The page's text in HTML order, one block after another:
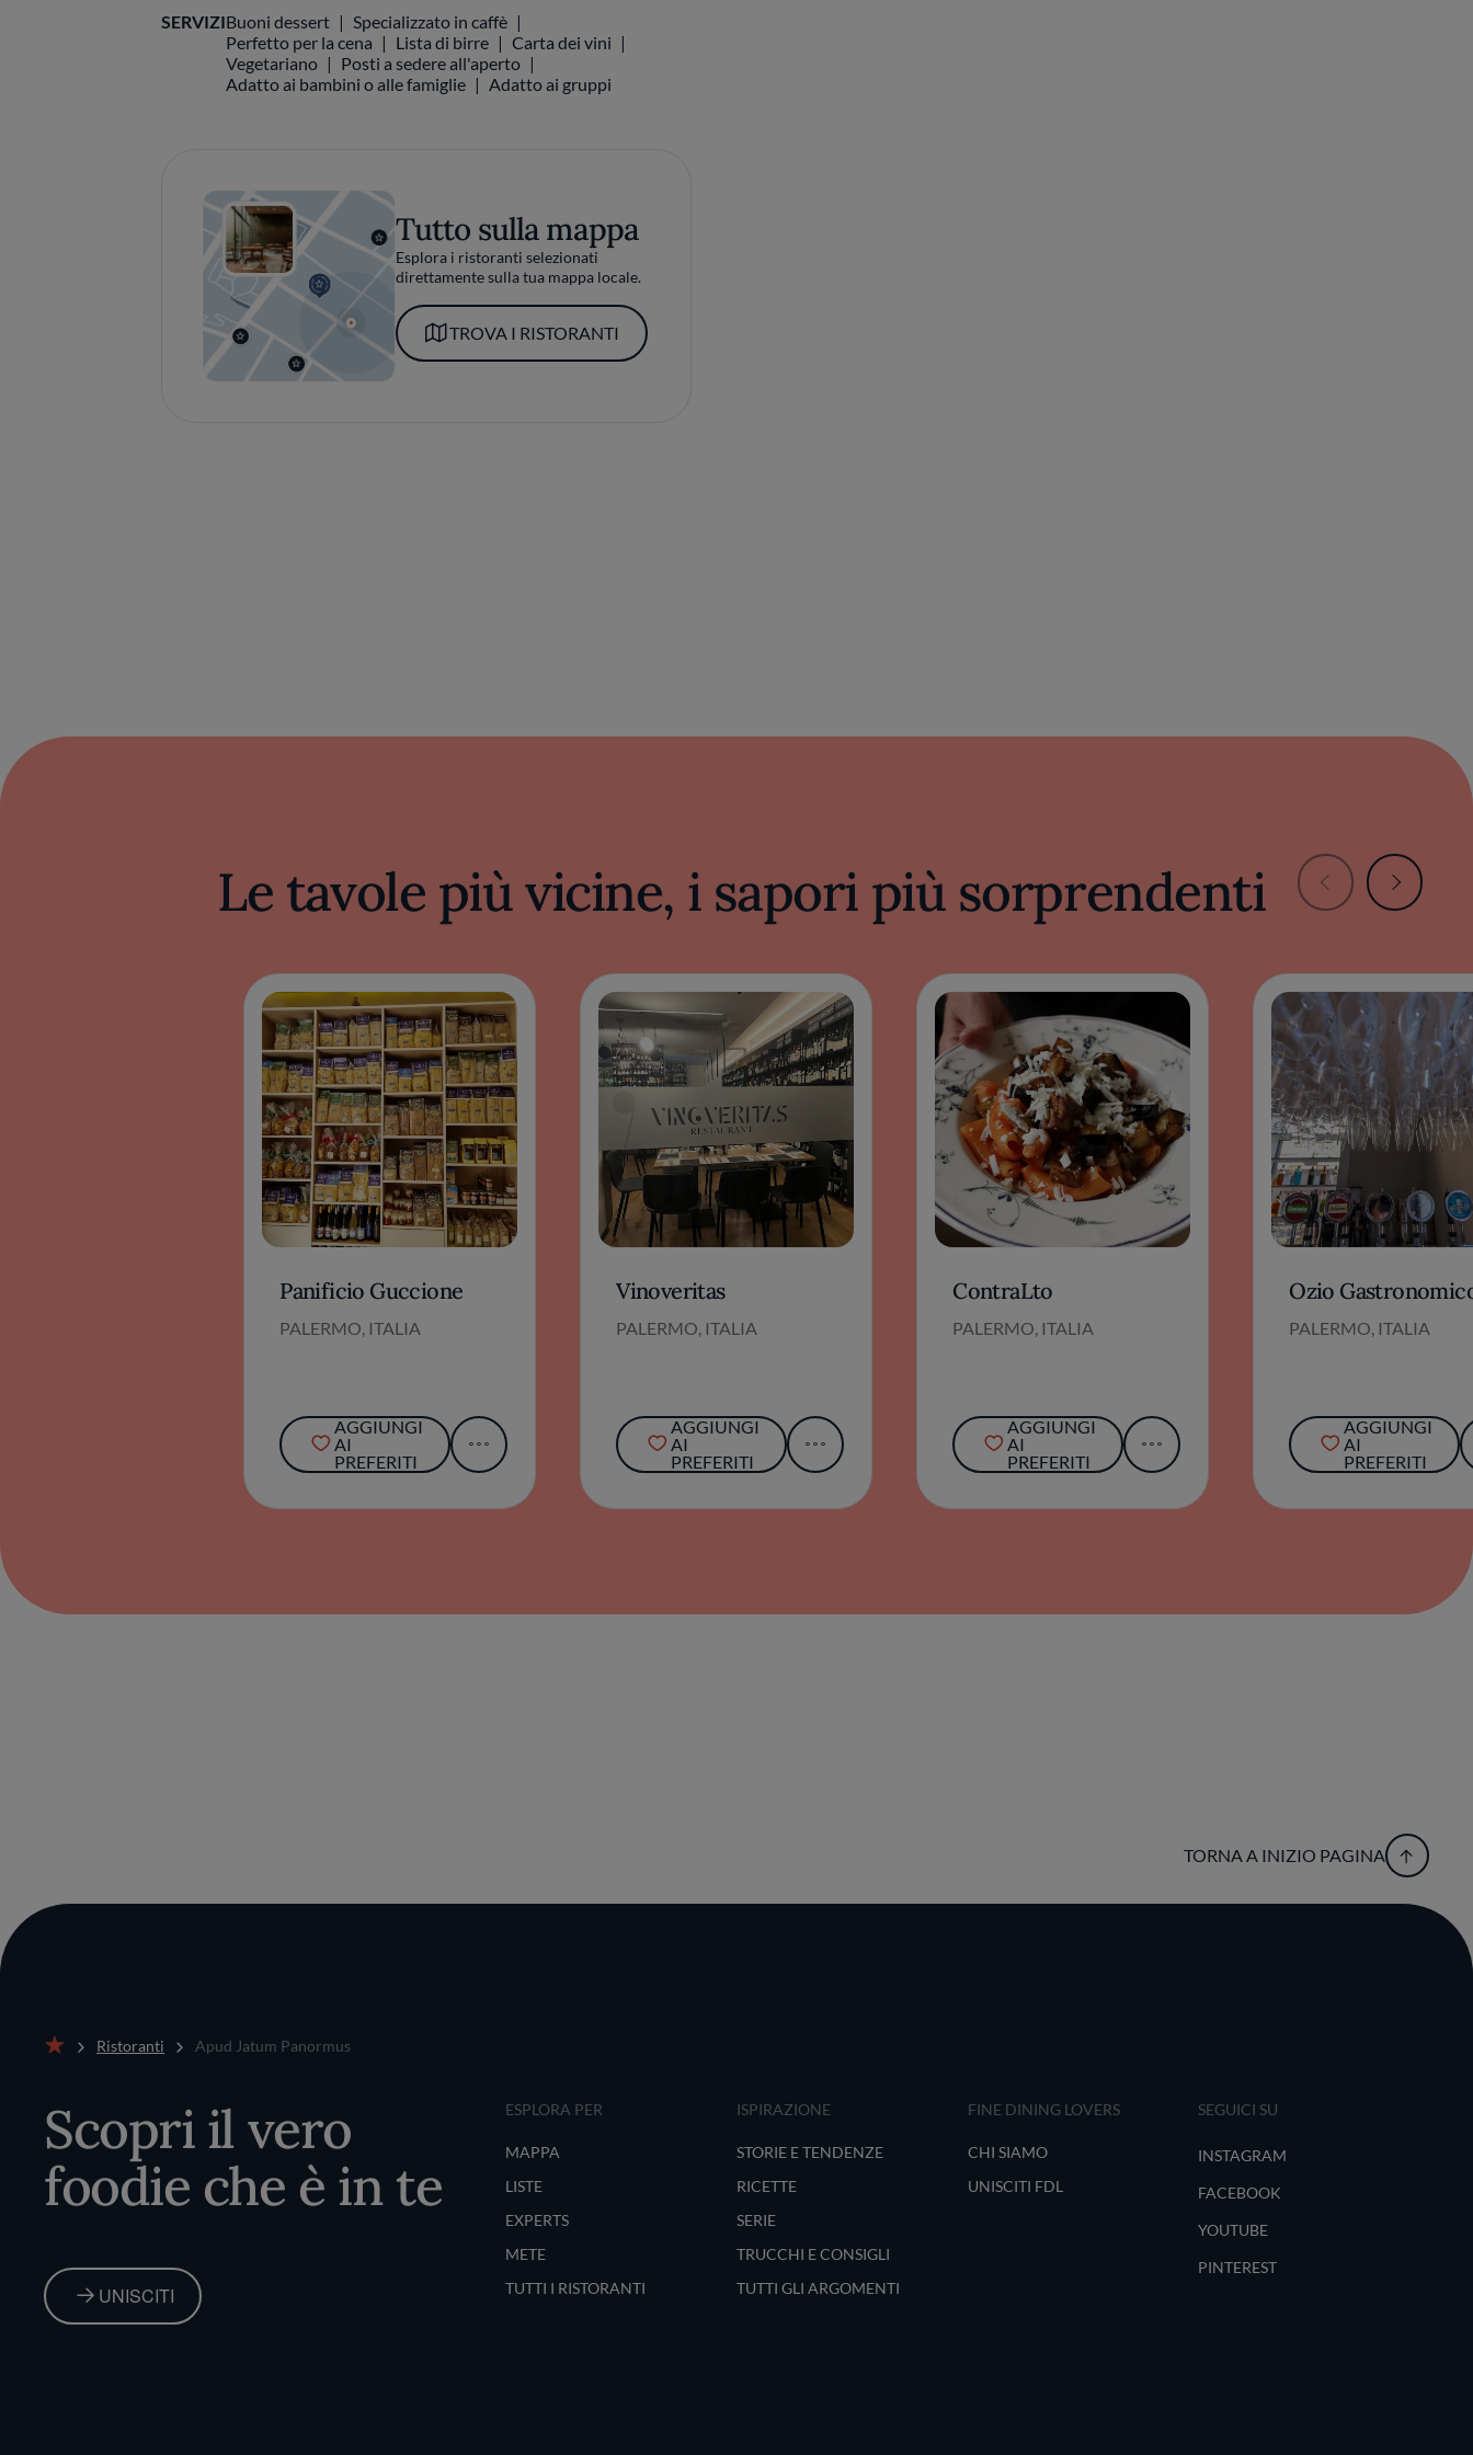
SERVIZIBuoni dessert
Specializzato in caffè
Perfetto per la cena
Lista di birre
Carta dei vini
Vegetariano
Posti a sedere all'aperto
Adatto ai bambini o alle famiglie
Adatto ai gruppi
Tutto sulla mappa
Esplora i ristoranti selezionati
direttamente sulla tua mappa locale.
TROVA I RISTORANTI
Le tavole più vicine, i sapori più sorprendenti
Panificio Guccione
PALERMO, ITALIA
AGGIUNGI
AI
PREFERITI
Vinoveritas
PALERMO, ITALIA
AGGIUNGI
AI
PREFERITI
ContraLto
PALERMO, ITALIA
AGGIUNGI
AI
PREFERITI
Ozio
PALERMO, ITALIA
AGGIUNGI
AI
PREFERITI
TORNA A INIZIO PAGINA
Ristoranti Apud Jatum Panormus
Scopri il vero
foodie che è in te
UNISCITI
ESPLORA PER
MAPPA
LISTE
EXPERTS
METE
TUTTI I RISTORANTI
ISPIRAZIONE
STORIE E TENDENZE
RICETTE
SERIE
TRUCCHI E CONSIGLI
TUTTI GLI ARGOMENTI
FINE DINING LOVERS
CHI SIAMO
UNISCITI FDL
SEGUICI SU
INSTAGRAM
FACEBOOK
YOUTUBE
PINTEREST